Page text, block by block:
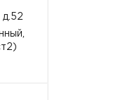
д.52